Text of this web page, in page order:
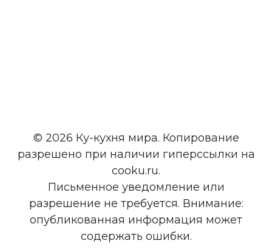
© 2026 Ку-кухня мира. Копирование
разрешено при наличии гиперссылки на
cooku.ru.
Письменное уведомление или
разрешение не требуется. Внимание:
опубликованная информация может
содержать ошибки.